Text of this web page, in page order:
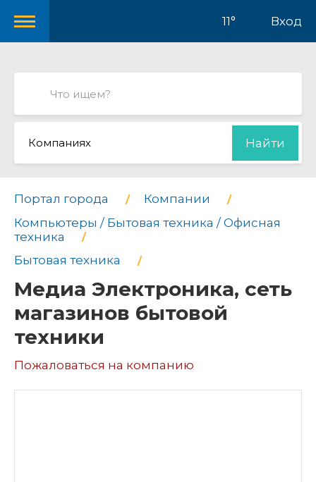
11° Вход
Компаниях Найти
Портал города
Компании
Компьютеры / Бытовая техника / Офисная
техника
Бытовая техника
Медиа Электроника, сеть
магазинов бытовой
техники
Пожаловаться на компанию